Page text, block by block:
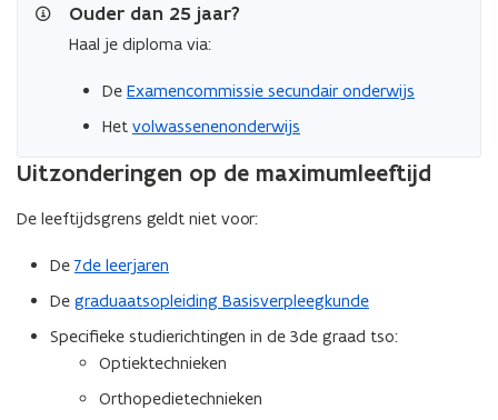
Ouder dan 25 jaar?
Haal je diploma via:
De Examencommissie secundair onderwijs
Het volwassenenonderwijs
Uitzonderingen op de maximumleeftijd
De leeftijdsgrens geldt niet voor:
De 7de leerjaren
De graduaatsopleiding Basisverpleegkunde
Specifieke studierichtingen in de 3de graad tso:
Optiektechnieken
Orthopedietechnieken